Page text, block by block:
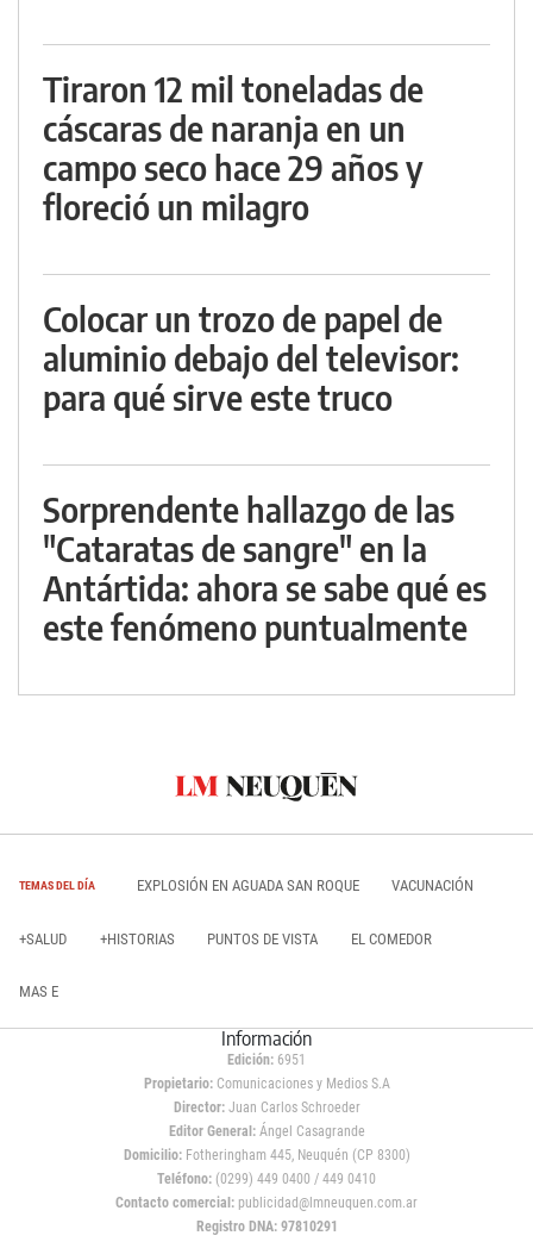
Tiraron 12 mil toneladas de
cáscaras de naranja en un
campo seco hace 29 años y
floreció un milagro
Colocar un trozo de papel de
aluminio debajo del televisor:
para qué sirve este truco
Sorprendente hallazgo de las
"Cataratas de sangre" en la
Antártida: ahora se sabe qué es
este fenómeno puntualmente
TEMAS DEL DÍA EXPLOSIÓN EN AGUADA SAN ROQUE VACUNACIÓN
+SALUD +HISTORIAS PUNTOS DE VISTA EL COMEDOR
MAS E
Información
Edición: 6951
Propietario:Comunicaciones y Medios S.A
Director: Juan Carlos Schroeder
Editor General:Ángel Casagrande
Domicilio:Fotheringham 445, Neuquén (CP 8300)
Teléfono: (0299) 449 0400 / 449 0410
Contacto comercial: publicidad@lmneuquen.com.ar
Registro DNA: 97810291